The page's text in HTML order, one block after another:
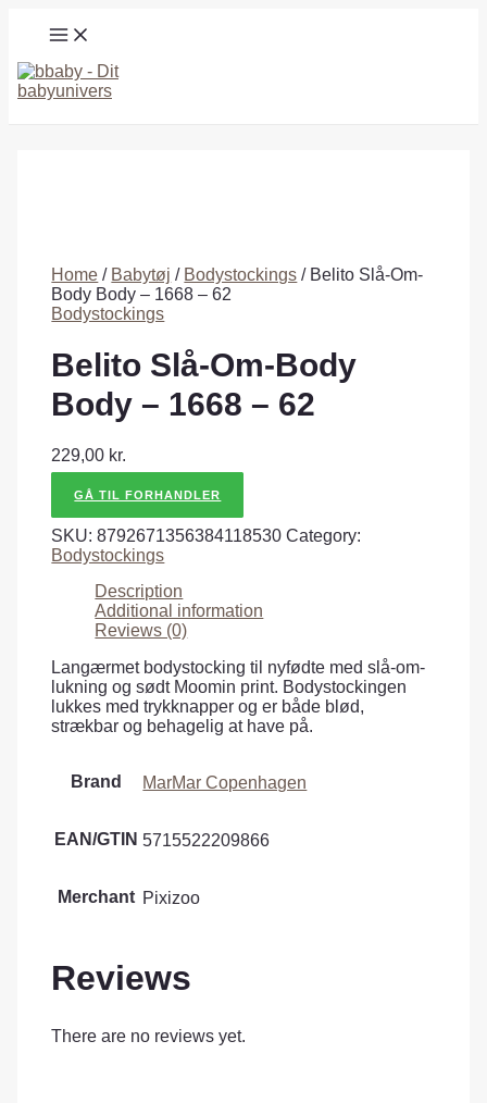
MAIN
MENU
Home / Babytøj / Bodystockings / Belito Slå-Om-
Body Body – 1668 – 62
Bodystockings
Belito Slå-Om-Body
Body – 1668 – 62
229,00 kr.
GÅ TIL FORHANDLER
SKU:8792671356384118530 Category:
Bodystockings
Description
Additional information
Reviews (0)
Langærmet bodystocking til nyfødte med slå-om-
lukning og sødt Moomin print. Bodystockingen
lukkes med trykknapper og er både blød,
strækbar og behagelig at have på.
Brand MarMar Copenhagen
EAN/GTIN 5715522209866
Merchant Pixizoo
Reviews
There are no reviews yet.